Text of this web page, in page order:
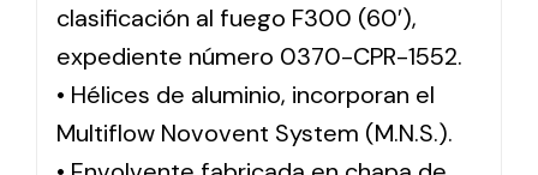
clasificación al fuego F300 (60′),
expediente número 0370-CPR-1552.
• Hélices de aluminio, incorporan el
Multiflow Novovent System (M.N.S.).